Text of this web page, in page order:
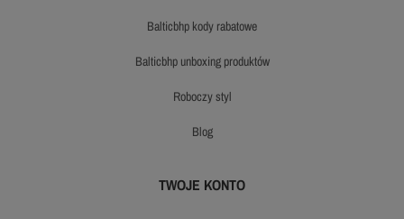
balticbhp kody rabatowe
balticbhp unboxing produktów
roboczy styl
blog
TWOJE KONTO